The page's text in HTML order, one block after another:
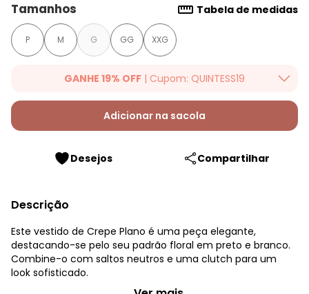
Tamanhos Tabela de medidas
P M G GG XXG
GANHE 19% OFF | Cupom: QUINTESS19
Ganhe 19% OFF Extra em qualquer valor, usando o cupom:
QUINTESS19. Válido para toda loja Quintess, até 07/08/2026.
Adicionar na sacola
Desejos Compartilhar
Descrição
Este vestido de Crepe Plano é uma peça elegante,
destacando-se pelo seu padrão floral em preto e branco.
Combine-o com saltos neutros e uma clutch para um
look sofisticado.